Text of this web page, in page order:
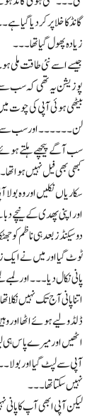
گانڈ کا خلا پر کر دیا گیا
زیادہ پھول گیا تھا۔۔۔
جیسے اسے نئی طاقت ملی
پوزیشن یہ تھی کہ سب سے
بیٹھی ہوئی آپی کی چوت
لن ۔۔۔۔۔۔ اور سب سے
سب آگے پیچھے ہلتے
کبھی بھی فیل نہیں
سکاریاں نکلیں اور وہ بولا
اور اپنی پھدی کے نیچے
دو سیکنڈ ز بعد ہی ناظم
ٹوٹ گیا اور میں نے ایک
پانی نکال دیا۔۔۔ اور
اتنا پانی آج تک نہیں
ڈلڈو لیے ہوئے اٹھا اور
اٹھیں اور میرے پاس ہی
آپی سے لپٹ گیا اور
نہیں سکتا تھا۔۔۔
لیکن آپی ابھی آپ کا